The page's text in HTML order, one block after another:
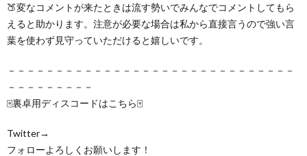
🍑変なコメントが来たときは流す勢いでみんなでコメントしてもら
えると助かります。注意が必要な場合は私から直接言うので強い言
葉を使わず見守っていただけると嬉しいです。
－－－－－－－－－－－－－－－－－－－－－－－－－－－－－－
－－－－－－－－－
🀄裏卓用ディスコードはこちら🀄
Twitter→
フォローよろしくお願いします！